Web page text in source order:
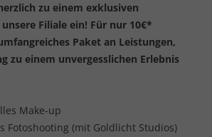
zu einem exklusiven
Filiale ein! Für nur 10€*
Paket an Leistungen,
zu einem unvergesslichen Erlebnis
Make-up
Fotoshooting (mit Goldlicht Studios)